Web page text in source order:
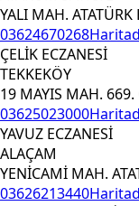
YALI MAH.
03624670268
ÇELİK ECZANESİ
TEKKEKÖY
19 MAYIS MAH.
03625023000
YAVUZ ECZANESİ
ALAÇAM
YENİCAMİ MAH.
03626213440